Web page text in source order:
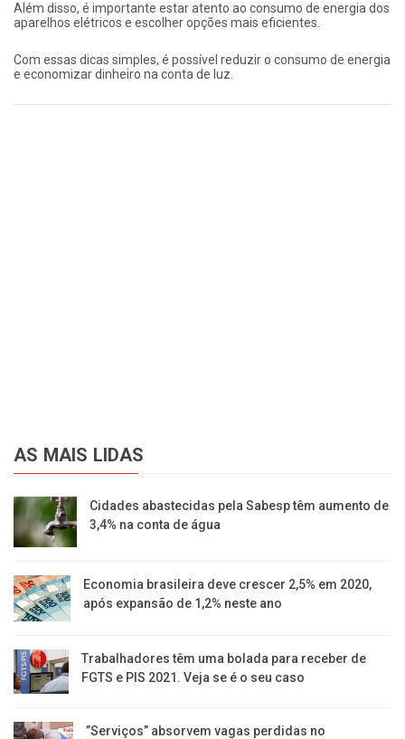
Além disso, é importante estar atento ao consumo de energia dos
aparelhos elétricos e escolher opções mais eficientes.
Com essas dicas simples, é possível reduzir o consumo de energia
e economizar dinheiro na conta de luz.
AS MAIS LIDAS
Cidades abastecidas pela Sabesp têm aumento de
3,4% na conta de água
Economia brasileira deve crescer 2,5% em 2020,
após expansão de 1,2% neste ano
Trabalhadores têm uma bolada para receber de
FGTS e PIS 2021. Veja se é o seu caso
​”Serviços” absorvem vagas perdidas no